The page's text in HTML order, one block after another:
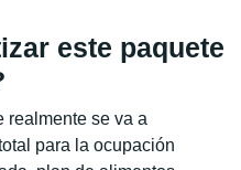
este paquete
realmente se va a
para la ocupación